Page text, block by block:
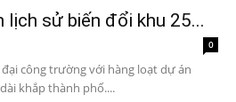
lịch sử biến đổi khu 25...
0
công trường với hàng loạt dự án
khắp thành phố....